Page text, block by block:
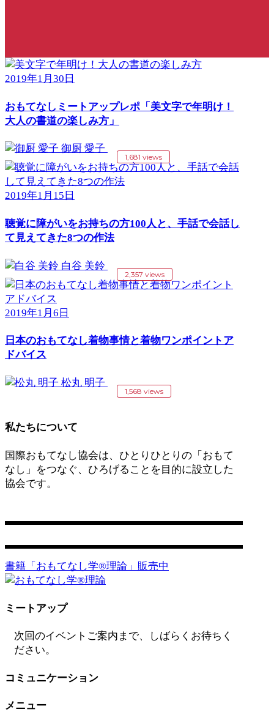
2019年1月30日
おもてなしミートアップレポ「美文字で年明け！
大人の書道の楽しみ方」
御厨 愛子
1,681 views
2019年1月15日
聴覚に障がいをお持ちの方100人と、手話で会話し
て見えてきた8つの作法
白谷 美鈴
2,357 views
2019年1月6日
日本のおもてなし着物事情と着物ワンポイントア
ドバイス
松丸 明子
1,568 views
私たちについて
国際おもてなし協会は、ひとりひとりの「おもて
なし」をつなぐ、ひろげることを目的に設立した
協会です。
書籍「おもてなし学®️理論」販売中
ミートアップ
次回のイベントご案内まで、しばらくお待ちく
ださい。
コミュニケーション
メニュー